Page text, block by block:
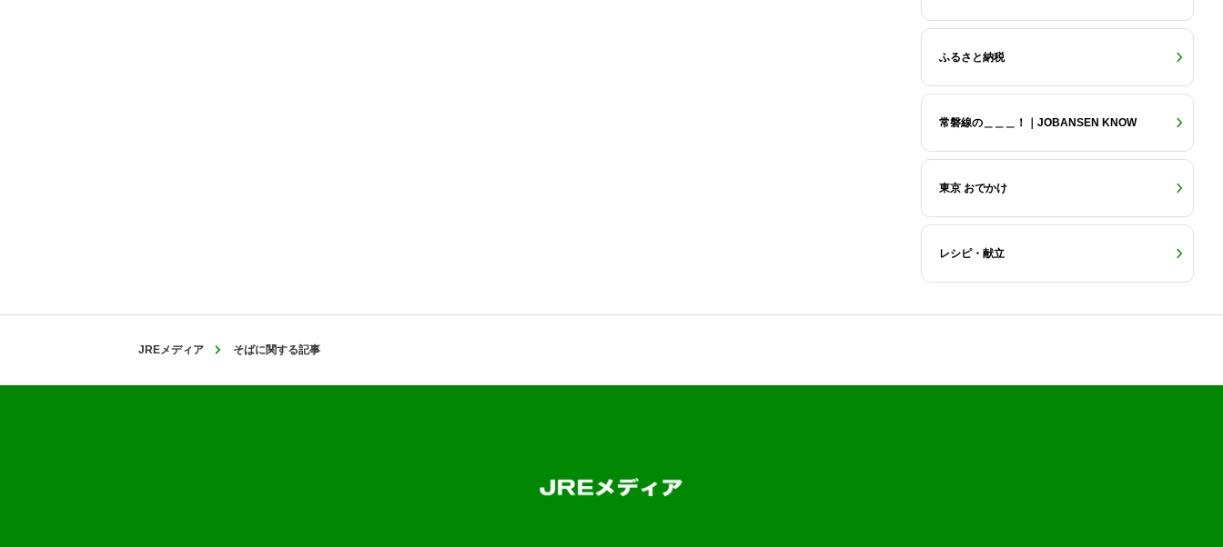
ふるさと納税
常磐線の＿＿＿！｜JOBANSEN KNOW
東京 おでかけ
レシピ・献立
JREメディア そばに関する記事